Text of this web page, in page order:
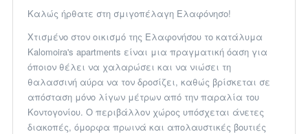
Καλώς ήρθατε στη σμιγοπέλαγη Ελαφόνησο!
Χτισμένο στον οικισμό της Ελαφονήσου το κατάλυμα
Kalomoira's apartments είναι μια πραγματική όαση για
όποιον θέλει να χαλαρώσει και να νιώσει τη
θαλασσινή αύρα να τον δροσίζει, καθώς βρίσκεται σε
απόσταση μόνο λίγων μέτρων από την παραλία του
Κοντογονίου. Ο περιβάλλον χώρος υπόσχεται άνετες
διακοπές, όμορφα πρωινά και απολαυστικές βουτιές